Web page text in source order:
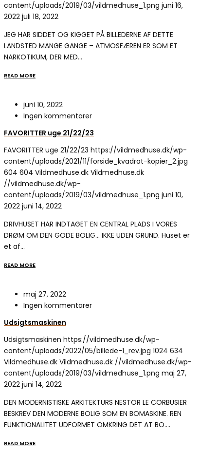
content/uploads/2019/03/vildmedhuse_1.png juni 16,
2022 juli 18, 2022
JEG HAR SIDDET OG KIGGET PÅ BILLEDERNE AF DETTE
LANDSTED MANGE GANGE – ATMOSFÆREN ER SOM ET
NARKOTIKUM, DER MED…
READ MORE
juni 10, 2022
Ingen kommentarer
FAVORITTER uge 21/22/23
FAVORITTER uge 21/22/23 https://vildmedhuse.dk/wp-
content/uploads/2021/11/forside_kvadrat-kopier_2.jpg
604 604 Vildmedhuse.dk Vildmedhuse.dk
//vildmedhuse.dk/wp-
content/uploads/2019/03/vildmedhuse_1.png juni 10,
2022 juni 14, 2022
DRIVHUSET HAR INDTAGET EN CENTRAL PLADS I VORES
DRØM OM DEN GODE BOLIG… IKKE UDEN GRUND. Huset er
et af…
READ MORE
maj 27, 2022
Ingen kommentarer
Udsigtsmaskinen
Udsigtsmaskinen https://vildmedhuse.dk/wp-
content/uploads/2022/05/billede-1_rev.jpg 1024 634
Vildmedhuse.dk Vildmedhuse.dk //vildmedhuse.dk/wp-
content/uploads/2019/03/vildmedhuse_1.png maj 27,
2022 juni 14, 2022
DEN MODERNISTISKE ARKITEKTURS NESTOR LE CORBUSIER
BESKREV DEN MODERNE BOLIG SOM EN BOMASKINE. REN
FUNKTIONALITET UDFORMET OMKRING DET AT BO.…
READ MORE